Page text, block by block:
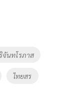
จันทโรภาส
ไทยสร